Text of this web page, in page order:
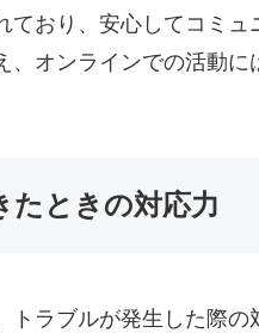
ており、安心してコミ
、オンラインでの活動
たときの対応力
トラブルが発生した際